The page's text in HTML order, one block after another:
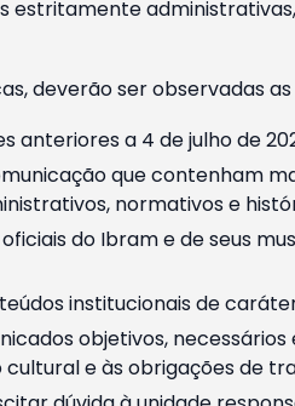
deverão ser observadas
a 4 de julho de
que contenham
normativos e
do Ibram e de seus
institucionais de
objetivos,
e às obrigações de